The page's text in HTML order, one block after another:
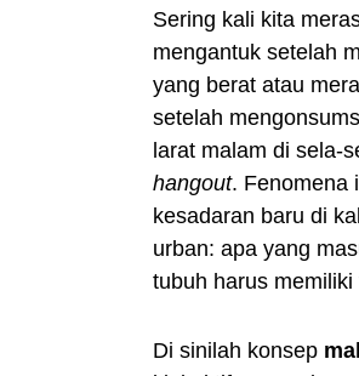
Sering kali kita
mengantuk setelah
yang berat atau
setelah
larat malam di sela-
hangout. Fenomena
kesadaran baru di
urban: apa yang
tubuh harus
Di sinilah konsep